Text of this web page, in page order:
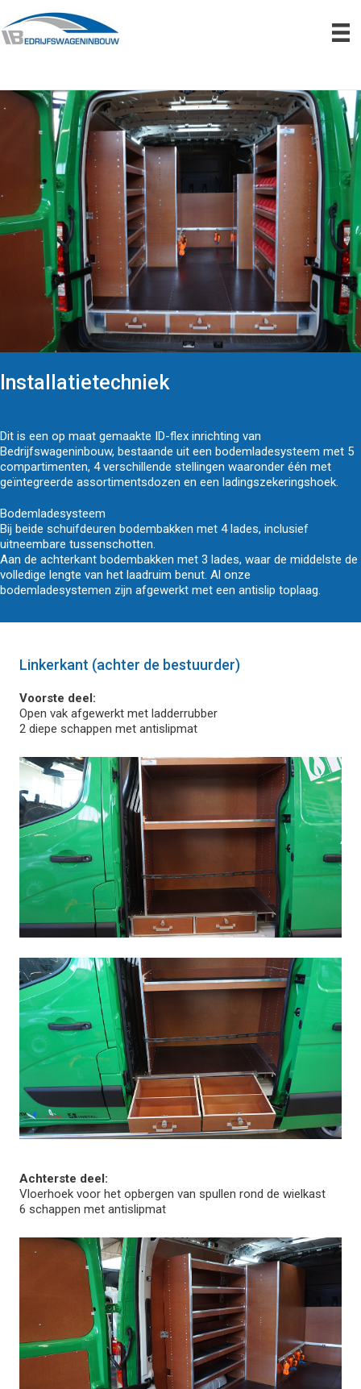
Installatietechniek
Dit is een op maat gemaakte ID-flex inrichting van
Bedrijfswageninbouw, bestaande uit een bodemladesysteem met 5
compartimenten, 4 verschillende stellingen waaronder één met
geïntegreerde assortimentsdozen en een ladingszekeringshoek.
Bodemladesysteem
Bij beide schuifdeuren bodembakken met 4 lades, inclusief
uitneembare tussenschotten.
Aan de achterkant bodembakken met 3 lades, waar de middelste de
volledige lengte van het laadruim benut. Al onze
bodemladesystemen zijn afgewerkt met een antislip toplaag.
Linkerkant (achter de bestuurder)
Voorste deel:
Open vak afgewerkt met ladderrubber
2 diepe schappen met antislipmat
Achterste deel:
Vloerhoek voor het opbergen van spullen rond de wielkast
6 schappen met antislipmat